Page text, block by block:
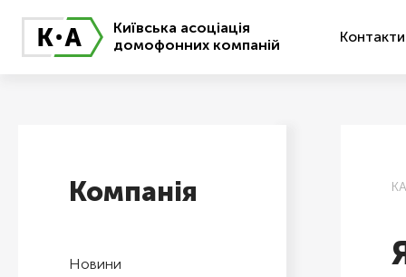
Київська асоціація
домофонних компаній
Контакти
Компанія
Новини